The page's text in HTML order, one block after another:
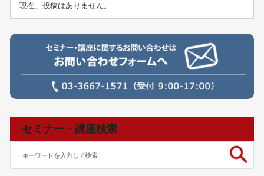
現在、投稿はありません。
セミナー・講座検索